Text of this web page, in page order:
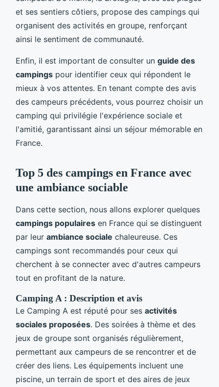
et ses sentiers côtiers, propose des campings qui
organisent des activités en groupe, renforçant
ainsi le sentiment de communauté.
Enfin, il est important de consulter un guide des
campings pour identifier ceux qui répondent le
mieux à vos attentes. En tenant compte des avis
des campeurs précédents, vous pourrez choisir un
camping qui privilégie l'expérience sociale et
l'amitié, garantissant ainsi un séjour mémorable en
France.
Top 5 des campings en France avec
une ambiance sociable
Dans cette section, nous allons explorer quelques
campings populaires en France qui se distinguent
par leur ambiance sociale chaleureuse. Ces
campings sont recommandés pour ceux qui
cherchent à se connecter avec d'autres campeurs
tout en profitant de la nature.
Camping A : Description et avis
Le Camping A est réputé pour ses activités
sociales proposées. Des soirées à thème et des
jeux de groupe sont organisés régulièrement,
permettant aux campeurs de se rencontrer et de
créer des liens. Les équipements incluent une
piscine, un terrain de sport et des aires de jeux